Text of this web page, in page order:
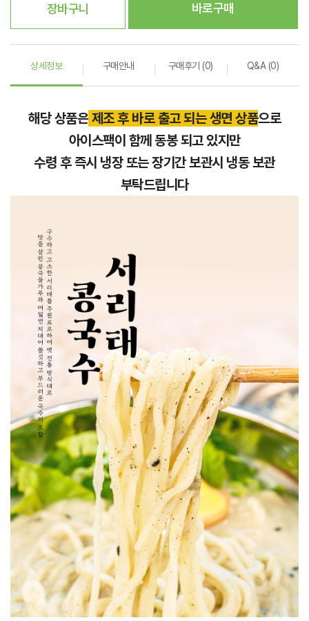
장바구니 바로구매
상세정보 구매안내 구매후기 (0) Q&A (0)
해당 상품은 제조 후 바로 출고 되는 생면 상품으로
아이스팩이 함께 동봉 되고 있지만
수령 후 즉시 냉장 또는 장기간 보관시 냉동 보관
부탁드립니다